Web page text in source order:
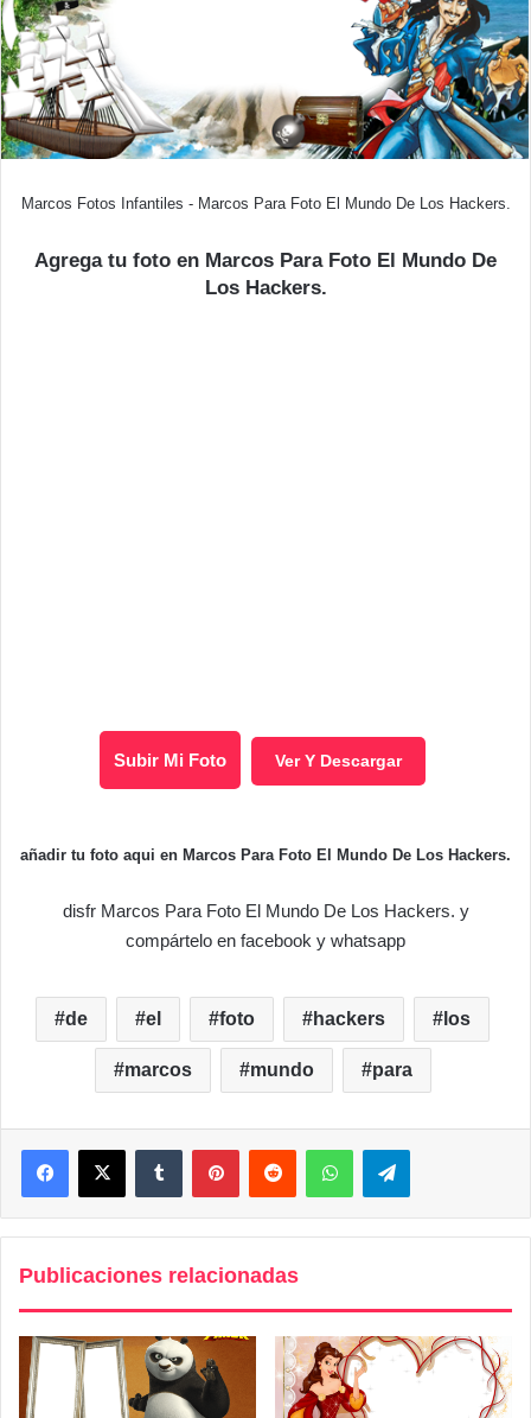
Marcos Fotos Infantiles - Marcos Para Foto El Mundo De Los Hackers.
Agrega tu foto en Marcos Para Foto El Mundo De
Los Hackers.
Subir Mi Foto Ver Y Descargar
añadir tu foto aqui en Marcos Para Foto El Mundo De Los Hackers.
disfr Marcos Para Foto El Mundo De Los Hackers. y
compártelo en facebook y whatsapp
de el foto hackers los
marcos mundo para
FacebookX Tumblr PinterestReddit WhatsAppTelegram
Publicaciones relacionadas